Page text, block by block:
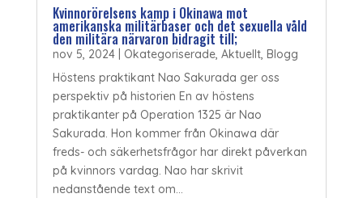
Kvinnorörelsens kamp i Okinawa mot
amerikanska militärbaser och det sexuella våld
den militära närvaron bidragit till;
nov 5, 2024| Okategoriserade, Aktuellt, Blogg
Höstens praktikant Nao Sakurada ger oss
perspektiv på historien En av höstens
praktikanter på Operation 1325 är Nao
Sakurada. Hon kommer från Okinawa där
freds- och säkerhetsfrågor har direkt påverkan
på kvinnors vardag. Nao har skrivit
nedanstående text om...